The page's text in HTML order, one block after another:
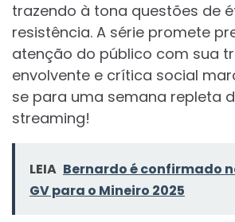
trazendo à tona questões de
resistência. A série promete
atenção do público com sua
envolvente e crítica social
se para uma semana repleta
streaming!
LEIA Bernardo é confirmado
GV para o Mineiro 2025